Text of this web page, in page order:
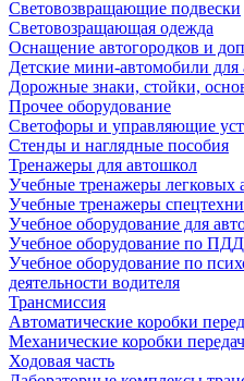
Световозвращающие подвески
Световозращающая одежда
Оснащение автогородков и
Детские мини-автомобили для
Дорожные знаки, стойки,
Прочее оборудование
Светофоры и управляющие
Стенды и наглядные пособия
Тренажеры для автошкол
Учебные тренажеры легковых
Учебные тренажеры
Учебное оборудование для
Учебное оборудование по ПДД
Учебное оборудование по
деятельности водителя
Трансмиссия
Автоматические коробки
Механические коробки
Ходовая часть